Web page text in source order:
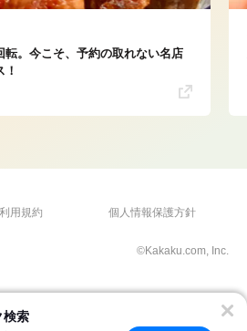
検索
転。今こそ、予約の取れない名店
利用規約 個人情報保護方針
©Kakaku.com, Inc.